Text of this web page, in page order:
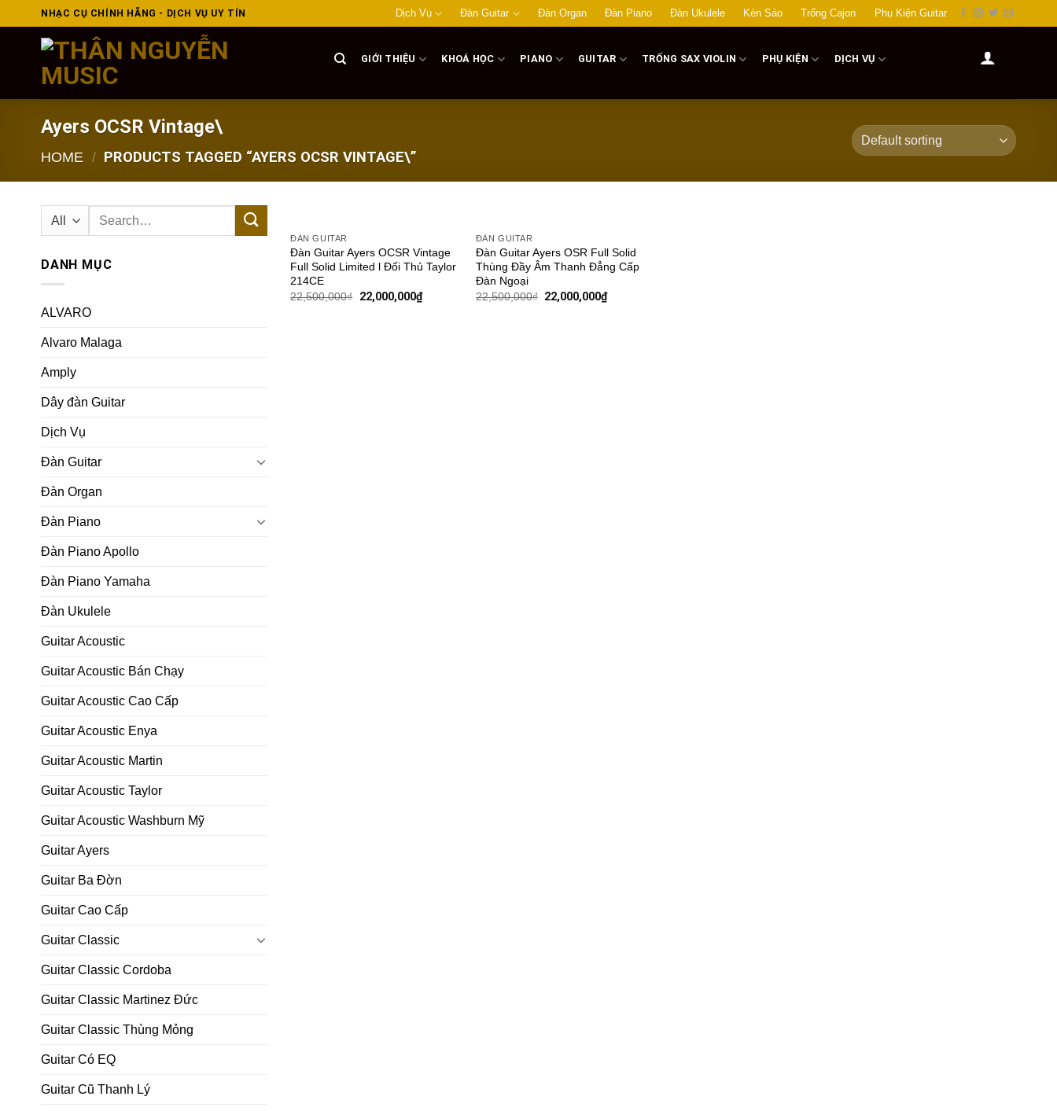
to
NHẠC CỤ CHÍNH HÃNG - DỊCH VỤ UY TÍN Dịch Vụ Đàn Guitar Đàn Organ Đàn Piano Đàn Ukulele Kèn Sáo Trống Cajon Phụ Kiện Guitar
GIỚI THIỆU KHOÁ HỌC PIANO GUITAR TRỐNG SAX VIOLIN PHỤ KIỆN DỊCH VỤ
Ayers OCSR Vintage\
HOME / PRODUCTS TAGGED “AYERS OCSR VINTAGE\”
Search
DANH MỤC
ALVARO
Alvaro Malaga
Amply
Dây đàn Guitar
Dịch Vụ
Đàn Guitar
Đàn Organ
Đàn Piano
Đàn Piano Apollo
Đàn Piano Yamaha
Đàn Ukulele
Guitar Acoustic
Guitar Acoustic Bán Chạy
Guitar Acoustic Cao Cấp
Guitar Acoustic Enya
Guitar Acoustic Martin
Guitar Acoustic Taylor
Guitar Acoustic Washburn Mỹ
Guitar Ayers
Guitar Ba Đờn
Guitar Cao Cấp
Guitar Classic
Guitar Classic Cordoba
Guitar Classic Martinez Đức
Guitar Classic Thùng Mỏng
Guitar Có EQ
Guitar Cũ Thanh Lý
Add to
wishlist
ĐÀN GUITAR
Đàn Guitar Ayers OCSR Vintage
Full Solid Limited l Đối Thủ Taylor
214CE
22,500,000₫ 22,000,000₫
Add to
wishlist
ĐÀN GUITAR
Đàn Guitar Ayers OSR Full Solid
Thùng Đầy Âm Thanh Đẳng Cấp
Đàn Ngoại
22,500,000₫ 22,000,000₫